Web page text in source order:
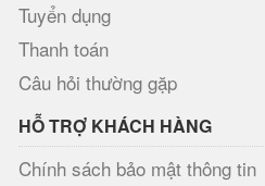
Tuyển dụng
Thanh toán
Câu hỏi thường gặp
HỖ TRỢ KHÁCH HÀNG
Chính sách bảo mật thông tin